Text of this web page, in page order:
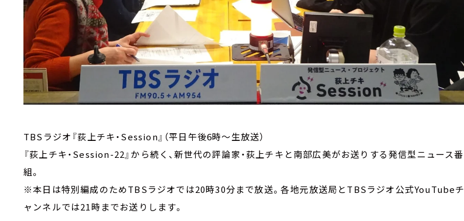
TBSラジオ『荻上チキ・Session』（平日午後6時～生放送）
『荻上チキ・Session-22』から続く、新世代の評論家・荻上チキと南部広美がお送りする発信型ニュース番
組。
※本日は特別編成のためTBSラジオでは20時30分まで放送。各地元放送局とTBSラジオ公式YouTubeチ
ャンネルでは21時までお送りします。